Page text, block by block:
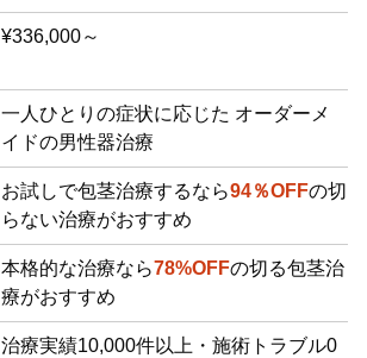
¥336,000～
一人ひとりの症状に応じた オーダーメ
イドの男性器治療
お試しで包茎治療するなら94％OFFの切
らない治療がおすすめ
本格的な治療なら78%OFFの切る包茎治
療がおすすめ
治療実績10,000件以上・施術トラブル0